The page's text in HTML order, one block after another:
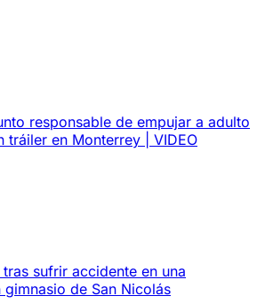
responsable de empujar a adulto
tráiler en Monterrey | VIDEO
sufrir accidente en una
de San Nicolás